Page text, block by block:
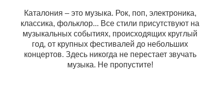
Каталония – это музыка. Рок, поп, электроника,
классика, фольклор... Все стили присутствуют на
музыкальных событиях, происходящих круглый
год, от крупных фестивалей до небольших
концертов. Здесь никогда не перестает звучать
музыка. Не пропустите!